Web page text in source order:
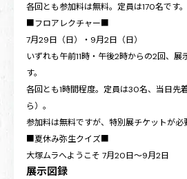
各回とも参加料は無料。定員は170名です。
■フロアレクチャー■
7月29日（日）・9月2日（日）
いずれも午前11時・午後2時からの2回、
す。
各回とも1時間程度。定員は30名、当日先
ら）。
参加料は無料ですが、特別展チケットが必
■夏休み弥生クイズ■
大塚ムラへようこそ 7月20日～9月2日
展示図録